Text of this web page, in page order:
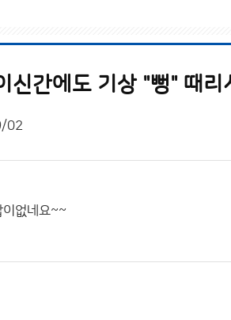
신간에도 기상 "뻥" 때리
02
이없네요~~